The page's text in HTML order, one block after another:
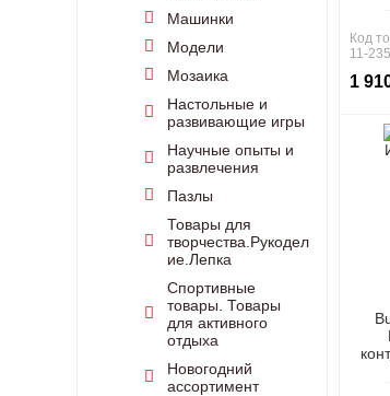
Машинки
Модели
Мозаика
Настольные и
развивающие игры
Научные опыты и
развлечения
Пазлы
Товары для
творчества.Рукодел
ие.Лепка
Спортивные
товары. Товары
для активного
отдыха
Новогодний
ассортимент
Код
11-
1